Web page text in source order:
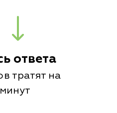
ответа
тратят на